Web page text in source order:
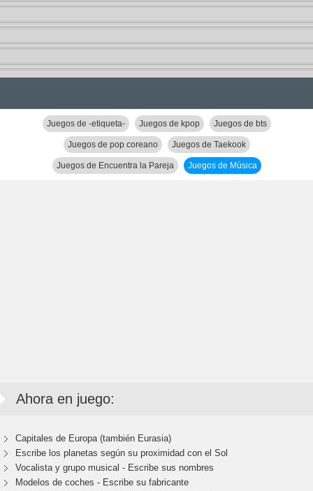
Juegos de -etiqueta- Juegos de kpop Juegos de bts
Juegos de pop coreano Juegos de Taekook
Juegos de Encuentra la Pareja Juegos de Música
Ahora en juego:
Capitales de Europa (también Eurasia)
Escribe los planetas según su proximidad con el Sol
Vocalista y grupo musical - Escribe sus nombres
Modelos de coches - Escribe su fabricante